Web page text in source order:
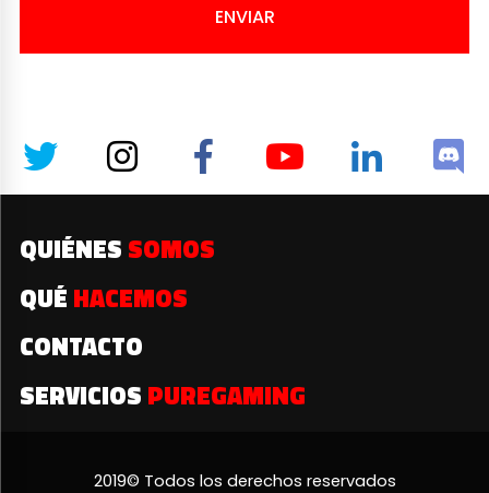
ENVIAR
QUIÉNES SOMOS
QUÉ HACEMOS
CONTACTO
SERVICIOS PUREGAMING
2019© Todos los derechos reservados